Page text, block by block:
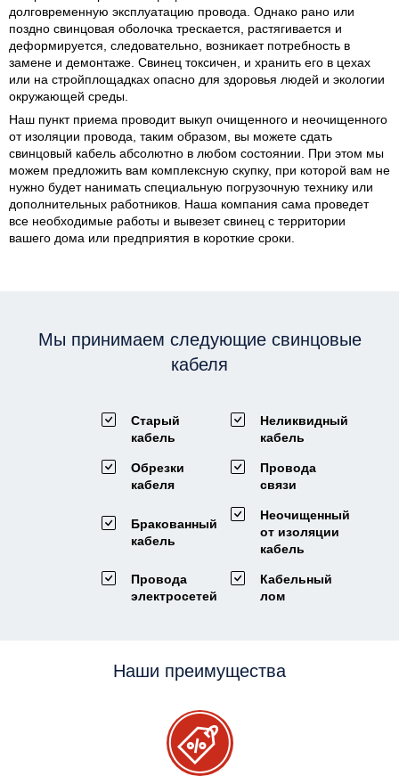
долговременную эксплуатацию провода. Однако рано или
поздно свинцовая оболочка трескается, растягивается и
деформируется, следовательно, возникает потребность в
замене и демонтаже. Свинец токсичен, и хранить его в цехах
или на стройплощадках опасно для здоровья людей и экологии
окружающей среды.
Наш пункт приема проводит выкуп очищенного и неочищенного
от изоляции провода, таким образом, вы можете сдать
свинцовый кабель абсолютно в любом состоянии. При этом мы
можем предложить вам комплексную скупку, при которой вам не
нужно будет нанимать специальную погрузочную технику или
дополнительных работников. Наша компания сама проведет
все необходимые работы и вывезет свинец с территории
вашего дома или предприятия в короткие сроки.
Мы принимаем следующие свинцовые
кабеля
Старый
кабель
Неликвидный
кабель
Обрезки
кабеля
Провода
связи
Бракованный
кабель
Неочищенный
от изоляции
кабель
Провода
электросетей
Кабельный
лом
Наши преимущества